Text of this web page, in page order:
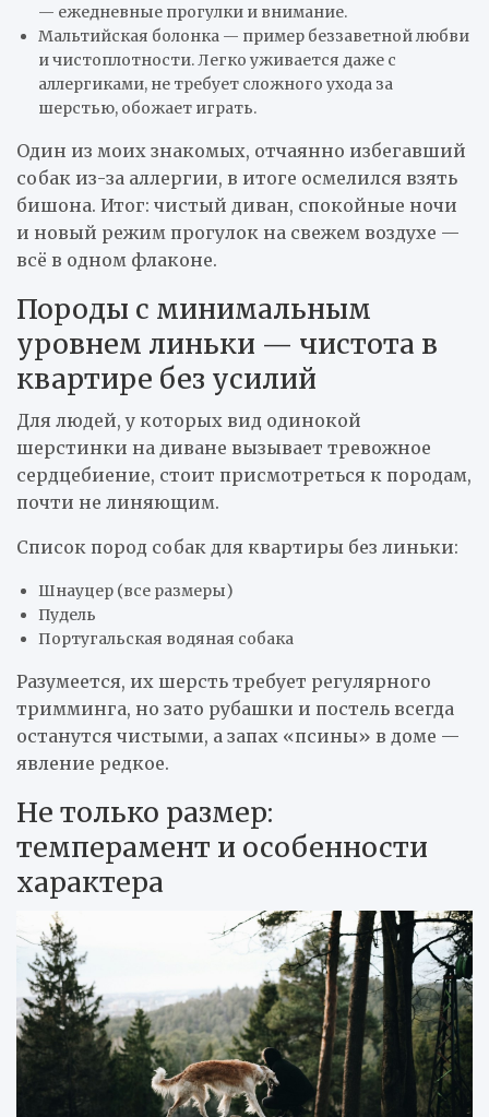
— ежедневные прогулки и внимание.
Мальтийская болонка — пример беззаветной любви
и чистоплотности. Легко уживается даже с
аллергиками, не требует сложного ухода за
шерстью, обожает играть.
Один из моих знакомых, отчаянно избегавший
собак из-за аллергии, в итоге осмелился взять
бишона. Итог: чистый диван, спокойные ночи
и новый режим прогулок на свежем воздухе —
всё в одном флаконе.
Породы с минимальным
уровнем линьки — чистота в
квартире без усилий
Для людей, у которых вид одинокой
шерстинки на диване вызывает тревожное
сердцебиение, стоит присмотреться к породам,
почти не линяющим.
Список пород собак для квартиры без линьки:
Шнауцер (все размеры)
Пудель
Португальская водяная собака
Разумеется, их шерсть требует регулярного
тримминга, но зато рубашки и постель всегда
останутся чистыми, а запах «псины» в доме —
явление редкое.
Не только размер:
темперамент и особенности
характера